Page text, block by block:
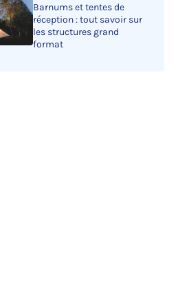
Barnums et tentes de
réception : tout savoir sur
les structures grand
format